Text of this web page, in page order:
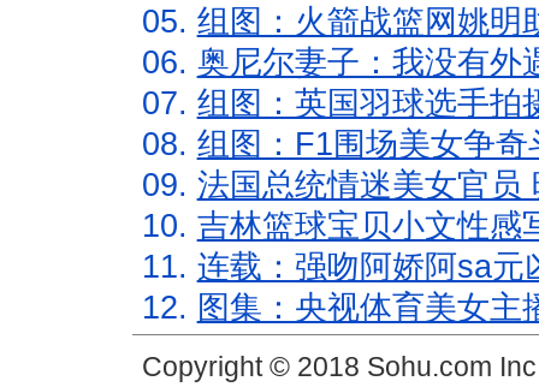
05. 组图：火箭战篮网姚明
06. 奥尼尔妻子：我没有外
07. 组图：英国羽球选手拍
08. 组图：F1围场美女争
09. 法国总统情迷美女官员
10. 吉林篮球宝贝小文性感
11. 连载：强吻阿娇阿sa元
12. 图集：央视体育美女主
Copyright © 2018 Sohu.com